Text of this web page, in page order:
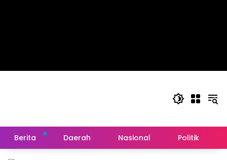
Berita Daerah Nasional Politik